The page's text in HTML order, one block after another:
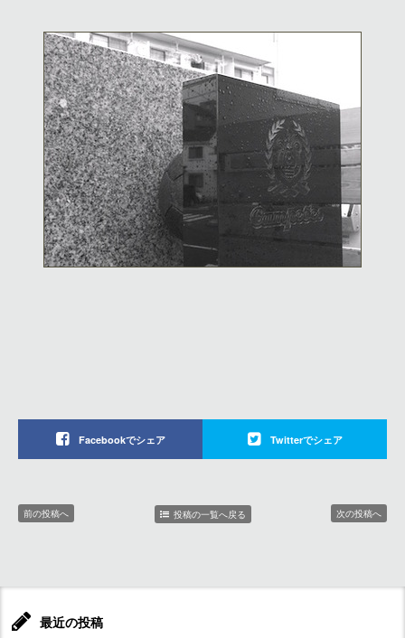
Facebookでシェア Twitterでシェア
前の投稿へ 投稿の一覧へ戻る 次の投稿へ
最近の投稿